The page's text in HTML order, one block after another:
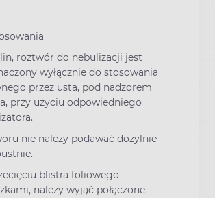
roztwór do nebulizacji jest
wyłącznie do stosowania
przez usta, pod nadzorem
przy użyciu odpowiedniego
nie należy podawać dożylnie
blistra foliowego
należy wyjąć połączone